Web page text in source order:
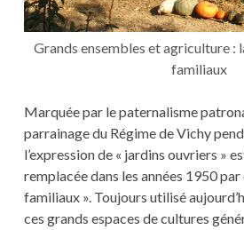
Grands ensembles et agriculture :
familiaux
Marquée par le paternalisme
parrainage du Régime de Vichy
l’expression de « jardins ouvriers »
remplacée dans les années 1950
familiaux ». Toujours utilisé
ces grands espaces de cultures